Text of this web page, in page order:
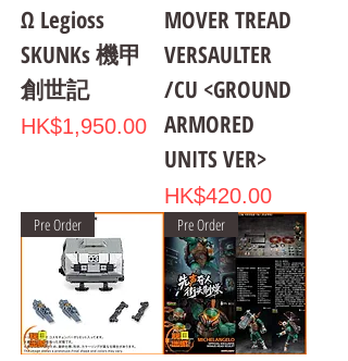
Ω Legioss
SKUNKs 機甲
創世記
Price
HK$1,950.00
MOVER TREAD
VERSAULTER
/CU <GROUND
ARMORED
UNITS VER>
Price
HK$420.00
Pre Order Pre Order